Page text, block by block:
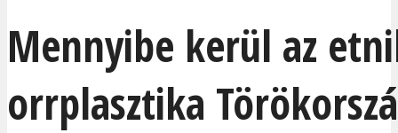
Mennyibe kerül az
orrplasztika